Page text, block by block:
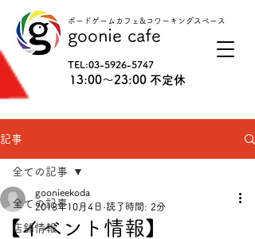
ボードゲームカフェ&コワーキングスペース
goonie cafe
TEL:03-5926-5747
13:00〜23:00 不定休
記事
全ての記事
店舗情報
全ての記事
【イベント情報】
goonieekoda
2018年10月4日 読了時間: 2分